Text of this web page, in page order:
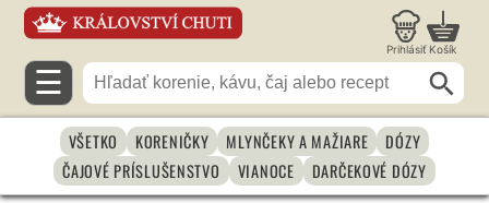
Prihlásiť Košík
☰
VŠETKO KORENIČKY MLYNČEKY A MAŽIARE
DÓZY
ČAJOVÉ PRÍSLUŠENSTVO
VIANOCE DARČEKOVÉ DÓZY